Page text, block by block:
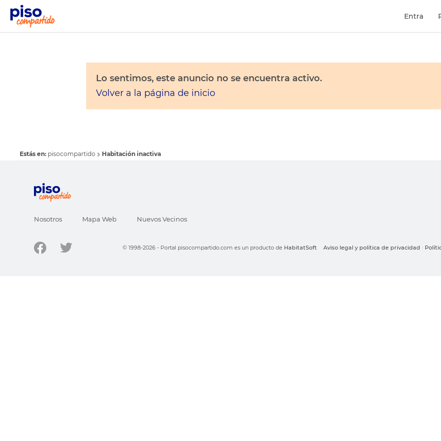
Entra
Lo sentimos, este anuncio no se encuentra activo.
Volver a la página de inicio
Estás en: pisocompartido Habitación inactiva
Nosotros Mapa Web Nuevos Vecinos
© 1998-2026 - Portal pisocompartido.com es un producto de HabitatSoft Aviso legal y política de privacidad ·